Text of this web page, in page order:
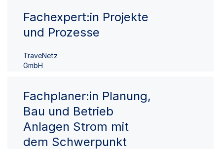
Fachexpert:in Projekte
und Prozesse
TraveNetz
GmbH
Fachplaner:in Planung,
Bau und Betrieb
Anlagen Strom mit
dem Schwerpunkt